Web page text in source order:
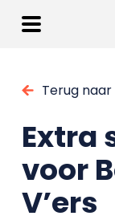
Terug
Extra
voor
V’ers